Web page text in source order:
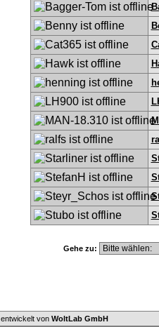
Gehe zu:
, entwickelt von WoltLab GmbH